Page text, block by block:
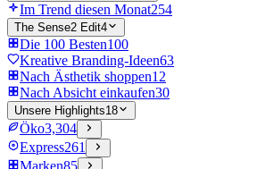
Im Trend diesen Monat254
The Sense2 Edit4
Die 100 Besten100
Kreative Branding-Ideen63
Nach Ästhetik shoppen12
Nach Absicht einkaufen30
Unsere Highlights18
Öko3,304
Express261
Marken85